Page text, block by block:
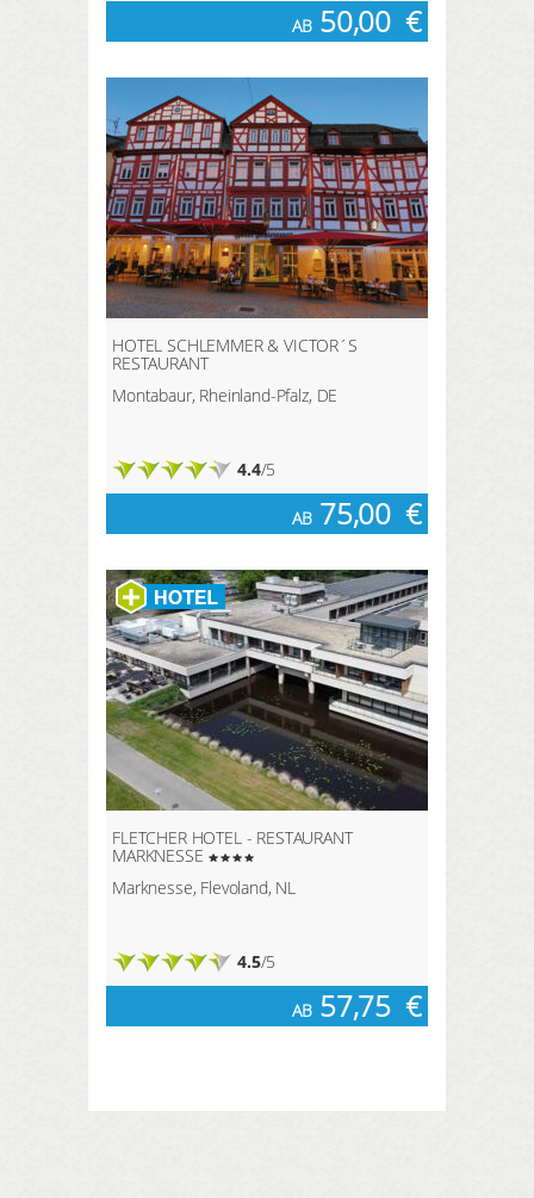
AB 50,00 €
HOTEL SCHLEMMER & VICTOR´S
RESTAURANT
Montabaur, Rheinland-Pfalz, DE
4.4/5
AB 75,00 €
FLETCHER HOTEL - RESTAURANT
MARKNESSE
Marknesse, Flevoland, NL
4.5/5
AB 57,75 €